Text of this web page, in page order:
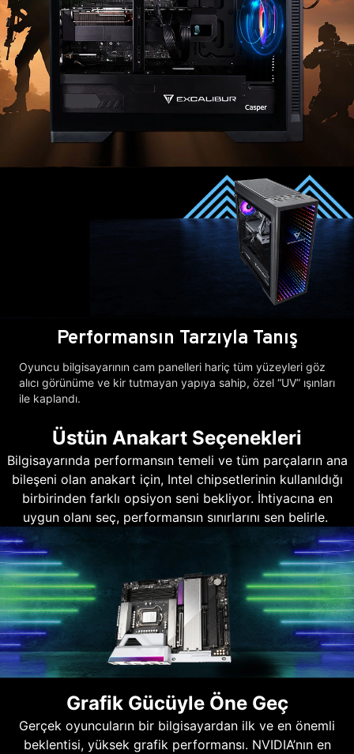
Performansın Tarzıyla Tanış
Oyuncu bilgisayarının cam panelleri hariç tüm yüzeyleri göz
alıcı görünüme ve kir tutmayan yapıya sahip, özel “UV” ışınları
ile kaplandı.
Üstün Anakart Seçenekleri
Bilgisayarında performansın temeli ve tüm parçaların ana
bileşeni olan anakart için, Intel chipsetlerinin kullanıldığı
birbirinden farklı opsiyon seni bekliyor. İhtiyacına en
uygun olanı seç, performansın sınırlarını sen belirle.
Grafik Gücüyle Öne Geç
Gerçek oyuncuların bir bilgisayardan ilk ve en önemli
beklentisi, yüksek grafik performansı. NVIDIA’nın en